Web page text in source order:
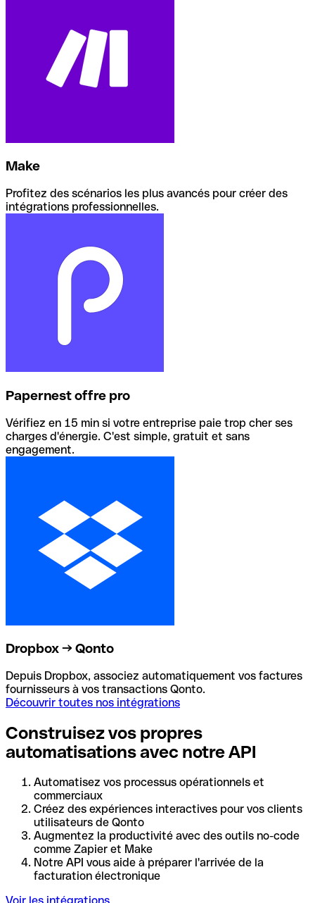
Make
Profitez des scénarios les plus avancés pour créer des
intégrations professionnelles.
Papernest offre pro
Vérifiez en 15 min si votre entreprise paie trop cher ses
charges d'énergie. C'est simple, gratuit et sans
engagement.
Dropbox → Qonto
Depuis Dropbox, associez automatiquement vos factures
fournisseurs à vos transactions Qonto.
Découvrir toutes nos intégrations
Construisez vos propres
automatisations avec notre API
Automatisez vos processus opérationnels et
commerciaux
Créez des expériences interactives pour vos clients
utilisateurs de Qonto
Augmentez la productivité avec des outils no-code
comme Zapier et Make
Notre API vous aide à préparer l'arrivée de la
facturation électronique